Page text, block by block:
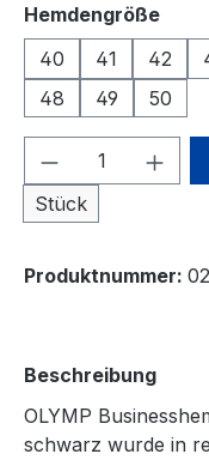
Hemdengröße
40
41 42
48
49 50
Produkt
Stück
Produktnummer:
Beschreibung
OLYMP
schwarz wurde in